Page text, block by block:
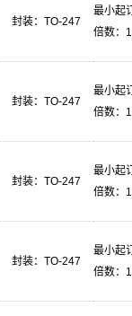
封装： TO-247
最小起
倍数：1
封装： TO-247
最小起
倍数：1
封装： TO-247
最小起
倍数：1
封装： TO-247
最小起
倍数：1